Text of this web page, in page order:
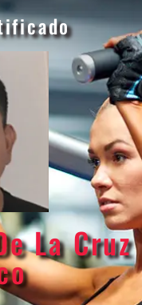
La Cruz